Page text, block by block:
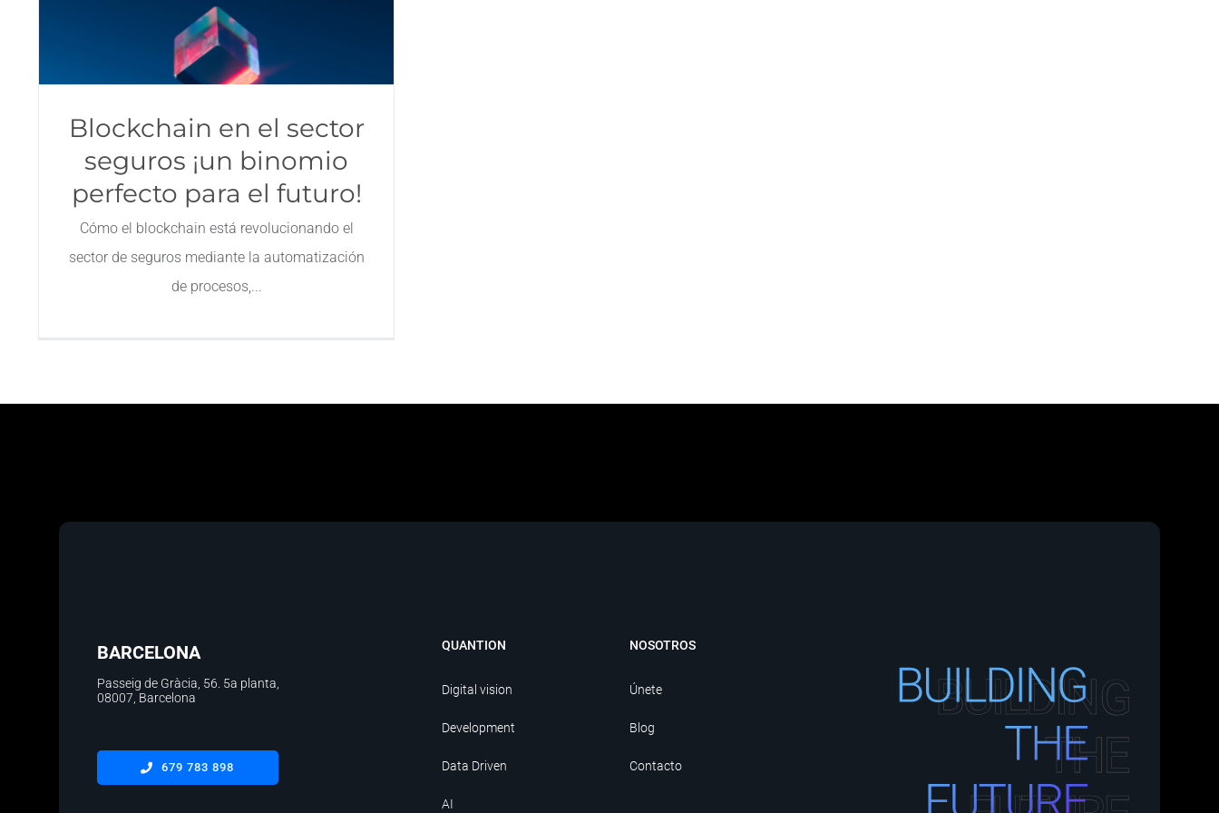
Blockchain en el sector
seguros ¡un binomio
perfecto para el futuro!
Cómo el blockchain está revolucionando el
sector de seguros mediante la automatización
de procesos,
BARCELONA
Passeig de Gràcia, 56. 5a planta
08007, Barcelona
679 783 898
QUANTION
Digital vision
Development
Data Driven
AI
NOSOTROS
Únete
Blog
Contacto